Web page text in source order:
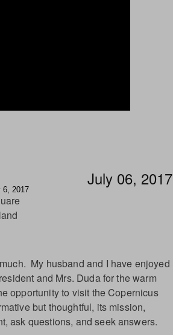
July 06, 2017
6, 2017
My husband and I have enjoyed
and Mrs. Duda for the warm
opportunity to visit the Copernicus
but thoughtful, its mission,
ask questions, and seek answers.